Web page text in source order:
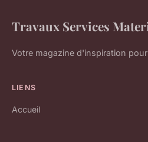
Travaux Services
Votre magazine d'inspiration
LIENS
Accueil